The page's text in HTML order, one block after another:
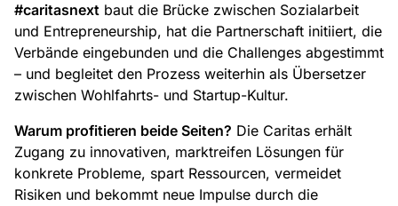
#caritasnext baut die Brücke zwischen Sozialarbeit
und Entrepreneurship, hat die Partnerschaft initiiert, die
Verbände eingebunden und die Challenges abgestimmt
– und begleitet den Prozess weiterhin als Übersetzer
zwischen Wohlfahrts- und Startup-Kultur.
Warum profitieren beide Seiten? Die Caritas erhält
Zugang zu innovativen, marktreifen Lösungen für
konkrete Probleme, spart Ressourcen, vermeidet
Risiken und bekommt neue Impulse durch die